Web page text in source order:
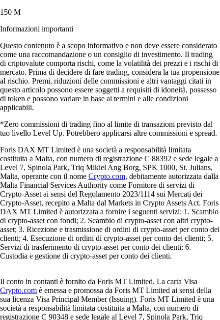
150 M
Informazioni importanti
Questo contenuto è a scopo informativo e non deve essere considerato
come una raccomandazione o un consiglio di investimento. Il trading
di criptovalute comporta rischi, come la volatilità dei prezzi e i rischi di
mercato. Prima di decidere di fare trading, considera la tua propensione
al rischio. Premi, riduzioni delle commissioni e altri vantaggi citati in
questo articolo possono essere soggetti a requisiti di idoneità, possesso
di token e possono variare in base ai termini e alle condizioni
applicabili.
*Zero commissioni di trading fino al limite di transazioni previsto dal
tuo livello Level Up. Potrebbero applicarsi altre commissioni e spread.
Foris DAX MT Limited è una società a responsabilità limitata
costituita a Malta, con numero di registrazione C 88392 e sede legale a
Level 7, Spinola Park, Triq Mikiel Ang Borg, SPK 1000, St. Julians,
Malta, operante con il nome Crypto.com, debitamente autorizzata dalla
Malta Financial Services Authority come Fornitore di servizi di
Crypto-Asset ai sensi del Regolamento 2023/1114 sui Mercati dei
Crypto-Asset, recepito a Malta dal Markets in Crypto Assets Act. Foris
DAX MT Limited è autorizzata a fornire i seguenti servizi: 1. Scambio
di crypto-asset con fondi; 2. Scambio di crypto-asset con altri crypto-
asset; 3. Ricezione e trasmissione di ordini di crypto-asset per conto dei
clienti; 4. Esecuzione di ordini di crypto-asset per conto dei clienti; 5.
Servizi di trasferimento di crypto-asset per conto dei clienti; 6.
Custodia e gestione di crypto-asset per conto dei clienti.
Il conto in contanti è fornito da Foris MT Limited. La carta Visa
Crypto.com è emessa e promossa da Foris MT Limited ai sensi della
sua licenza Visa Principal Member (Issuing). Foris MT Limited è una
società a responsabilità limitata costituita a Malta, con numero di
registrazione C 90348 e sede legale al Level 7, Spinola Park, Triq